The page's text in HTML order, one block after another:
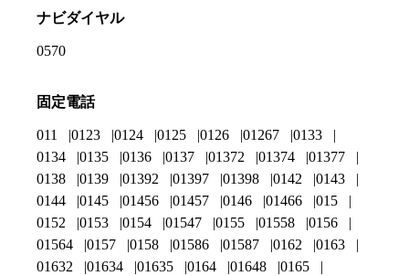
ナビダイヤル
0570
固定電話
011 0123 0124 0125 0126 01267
0133
0134
0135 0136 0137 01372 01374
01377
0138
0139 01392 01397 01398 0142
0143
0144
0145 01456 01457 0146 01466
015
0152
0153 0154 01547 0155 01558
0156
01564
0157 0158 01586 01587 0162
0163
01632
01634 01635 0164 01648
0165